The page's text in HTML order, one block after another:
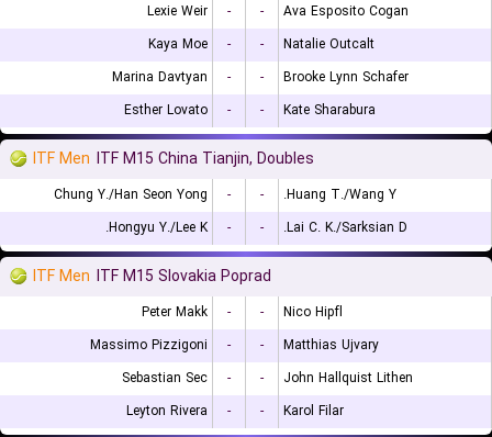
Lexie Weir
- -
Ava Esposito Cogan
Kaya Moe
- -
Natalie Outcalt
Marina Davtyan
- -
Brooke Lynn Schafer
Esther Lovato
- - Kate Sharabura
ITF Men ITF M15 China Tianjin, Doubles
Chung Y./Han Seon Yong - -
Huang T./Wang Y.
Hongyu Y./Lee K.
- - Lai C. K./Sarksian D.
ITF Men ITF M15 Slovakia Poprad
Peter Makk - -
Nico Hipfl
Massimo Pizzigoni
- -
Matthias Ujvary
Sebastian Sec
- -
John Hallquist Lithen
Leyton Rivera
- - Karol Filar